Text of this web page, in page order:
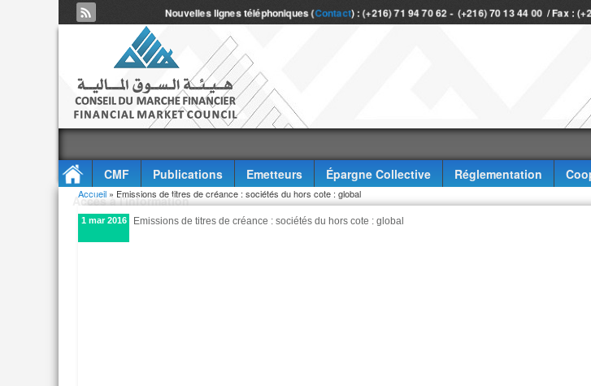
Nouvelles lignes téléphoniques (Contact) : (+216) 71 94 70 62 - (+216) 70 13 44 00 / Fax :
CMF Publications Emetteurs Épargne Collective Réglementation
Accès à l'information
Vous êtes ici
Accueil » Emissions de titres de créance : sociétés du hors cote : global
1 mar 2016 Emissions de titres de créance : sociétés du hors cote : global